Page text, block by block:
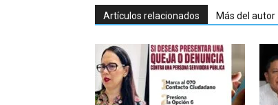
Artículos relacionados Más del autor